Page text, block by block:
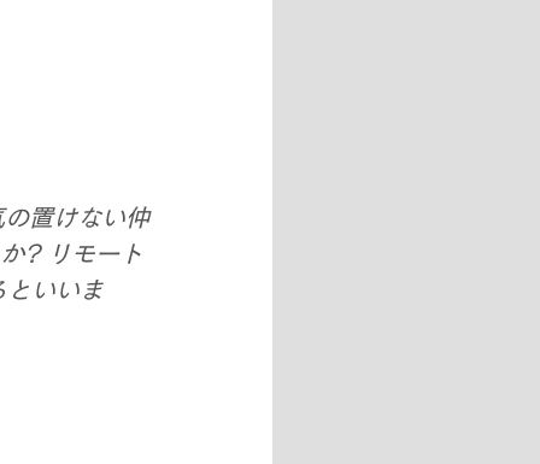
置けない仲
? リモート
といいま